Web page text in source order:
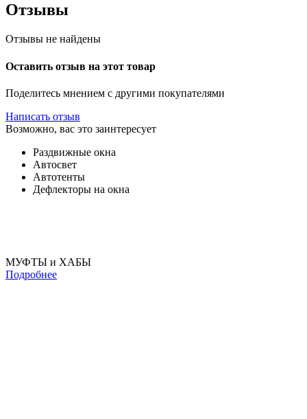
Отзывы
Отзывы не найдены
Оставить отзыв на этот товар
Поделитесь мнением с другими покупателями
Написать отзыв
Возможно, вас это заинтересует
Раздвижные окна
Автосвет
Автотенты
Дефлекторы на окна
МУФТЫ и ХАБЫ
Подробнее